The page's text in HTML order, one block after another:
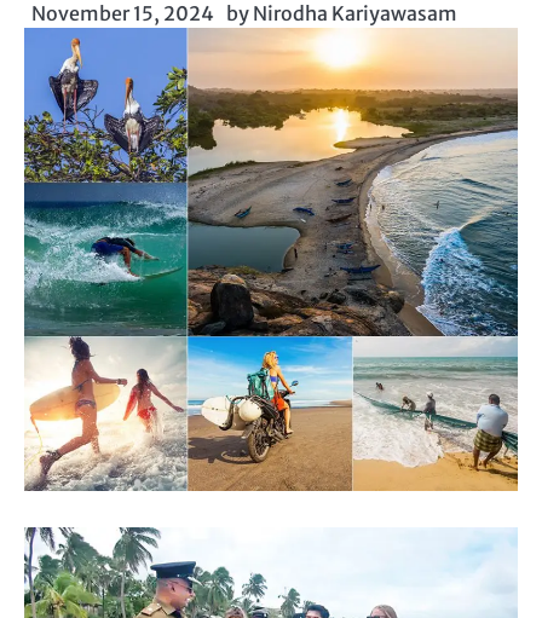
November 15, 2024 by Nirodha Kariyawasam